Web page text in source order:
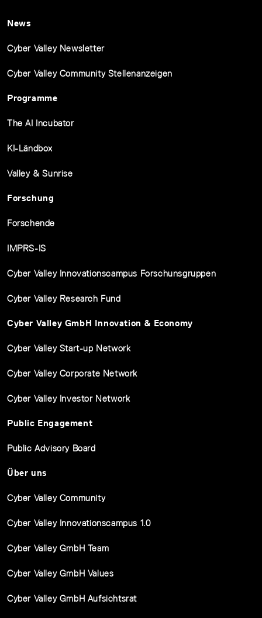
News
Cyber Valley Newsletter
Cyber Valley Community Stellenanzeigen
Programme
The AI Incubator
KI-Ländbox
Valley & Sunrise
Forschung
Forschende
IMPRS-IS
Cyber Valley Innovationscampus Forschunsgruppen
Cyber Valley Research Fund
Cyber Valley GmbH Innovation & Economy
Cyber Valley Start-up Network
Cyber Valley Corporate Network
Cyber Valley Investor Network
Public Engagement
Public Advisory Board
Über uns
Cyber Valley Community
Cyber Valley Innovationscampus 1.0
Cyber Valley GmbH Team
Cyber Valley GmbH Values
Cyber Valley GmbH Aufsichtsrat